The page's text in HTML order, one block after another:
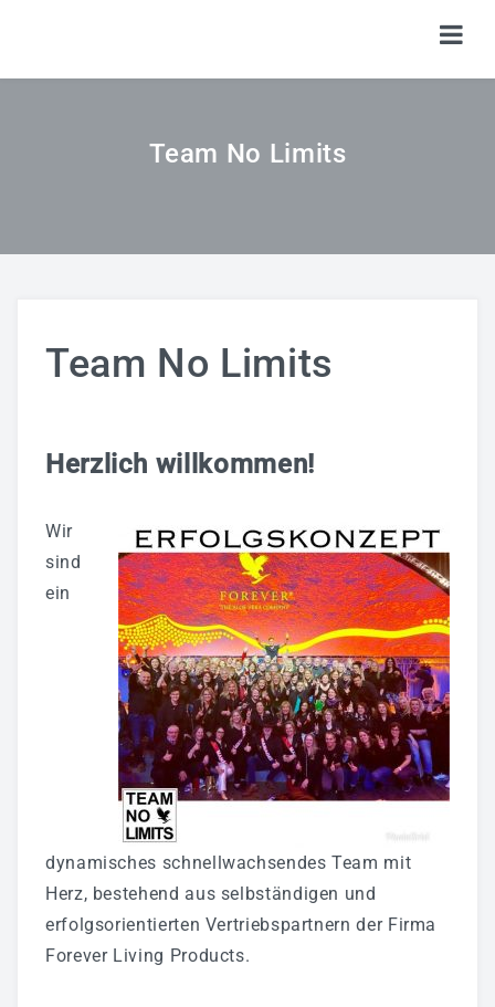
KALENDER
Team No Limits
Team No Limits
Herzlich willkommen!
Wir
sind
ein
dynamisches schnellwachsendes Team mit
Herz, bestehend aus selbständigen und
erfolgsorientierten Vertriebspartnernder Firma
Forever Living Products.